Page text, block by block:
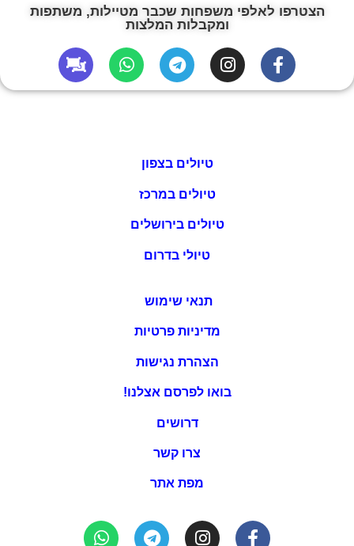
הצטרפו לאלפי משפחות שכבר מטיילות, משתפות
ומקבלות המלצות
טיולים בצפון
טיולים במרכז
טיולים בירושלים
טיולי בדרום
תנאי שימוש
מדיניות פרטיות
הצהרת נגישות
בואו לפרסם אצלנו!
דרושים
צרו קשר
מפת אתר